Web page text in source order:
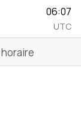
06:07
UTC